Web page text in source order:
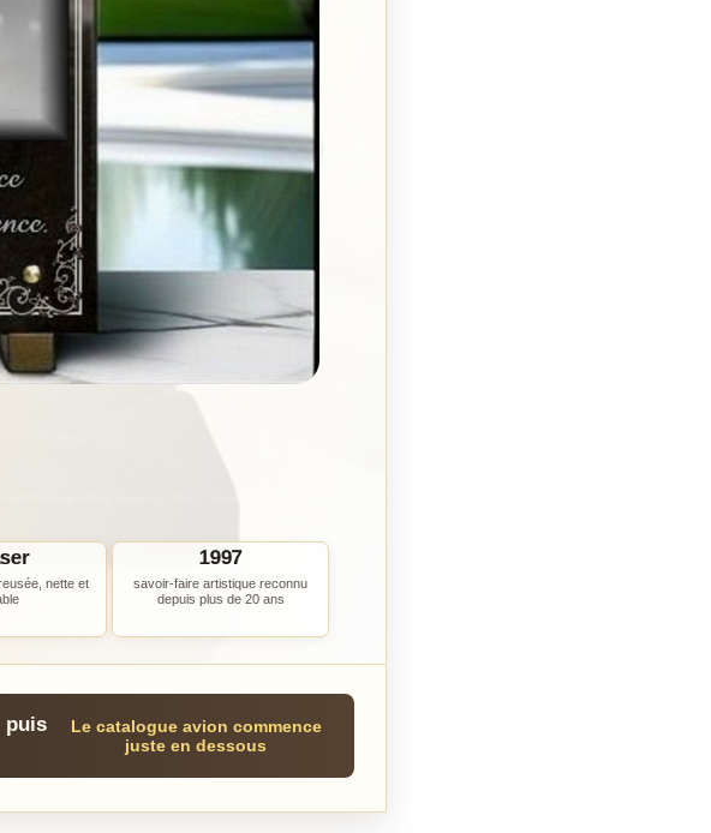
nette et
1997
savoir-faire artistique reconnu
depuis plus de 20 ans
puis
Le catalogue avion commence
juste en dessous